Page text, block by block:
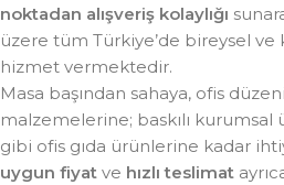
noktadan alışveriş kolaylığı
üzere tüm Türkiye’de bireysel
hizmet vermektedir.
Masa başından sahaya, ofis
malzemelerine; baskılı
gibi ofis gıda ürünlerine kadar
uygun fiyat ve hızlı teslimat